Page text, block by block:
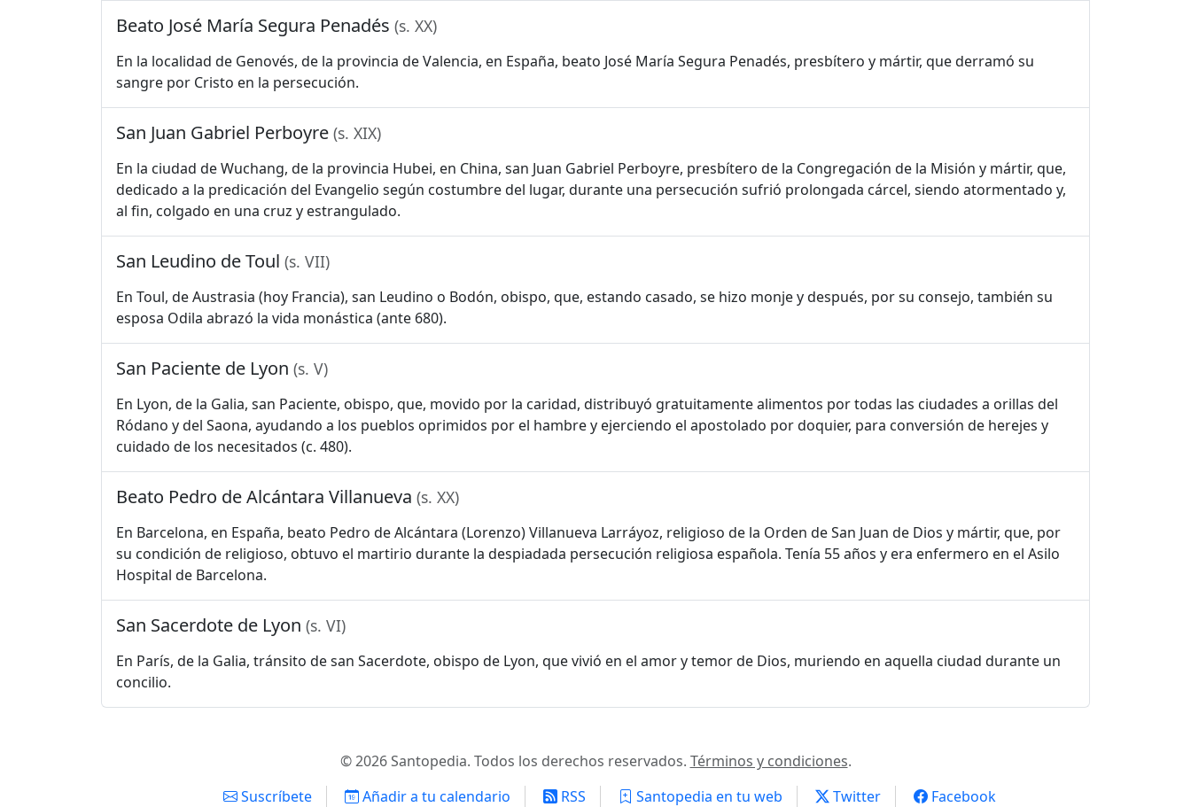
Beato José María Segura Penadés (s. XX)
En la localidad de Genovés, de la provincia de Valencia, en España, beato José María Segura Penadés, presbítero y mártir, que derramó su
sangre por Cristo en la persecución.
San Juan Gabriel Perboyre (s. XIX)
En la ciudad de Wuchang, de la provincia Hubei, en China, san Juan Gabriel Perboyre, presbítero de la Congregación de la Misión y mártir, que,
dedicado a la predicación del Evangelio según costumbre del lugar, durante una persecución sufrió prolongada cárcel, siendo atormentado y,
al fin, colgado en una cruz y estrangulado.
San Leudino de Toul (s. VII)
En Toul, de Austrasia (hoy Francia), san Leudino o Bodón, obispo, que, estando casado, se hizo monje y después, por su consejo, también su
esposa Odila abrazó la vida monástica (ante 680).
San Paciente de Lyon (s. V)
En Lyon, de la Galia, san Paciente, obispo, que, movido por la caridad, distribuyó gratuitamente alimentos por todas las ciudades a orillas del
Ródano y del Saona, ayudando a los pueblos oprimidos por el hambre y ejerciendo el apostolado por doquier, para conversión de herejes y
cuidado de los necesitados (c. 480).
Beato Pedro de Alcántara Villanueva (s. XX)
En Barcelona, en España, beato Pedro de Alcántara (Lorenzo) Villanueva Larráyoz, religioso de la Orden de San Juan de Dios y mártir, que, por
su condición de religioso, obtuvo el martirio durante la despiadada persecución religiosa española. Tenía 55 años y era enfermero en el Asilo
Hospital de Barcelona.
San Sacerdote de Lyon (s. VI)
En París, de la Galia, tránsito de san Sacerdote, obispo de Lyon, que vivió en el amor y temor de Dios, muriendo en aquella ciudad durante un
concilio.
© 2026 Santopedia. Todos los derechos reservados. Términos y condiciones.
Suscríbete
Añadir a tu calendario RSS Santopedia en tu web Twitter Facebook